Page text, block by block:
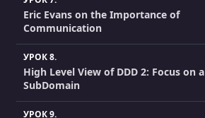
Eric Evans on the Importance of
Communication
УРОК 8.
High Level View of DDD 2: Focus on a
SubDomain
УРОК 9.